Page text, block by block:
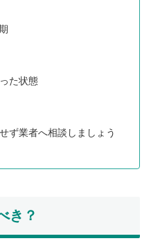
た状態
ず業者へ相談しましょう
き？